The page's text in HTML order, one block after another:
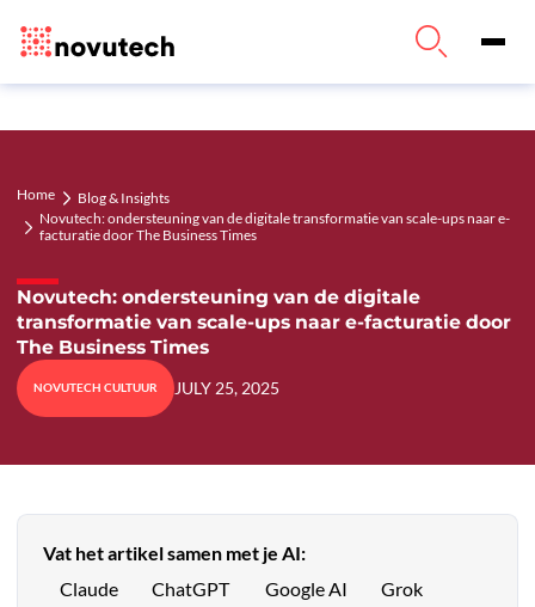
Home
Blog & Insights
Novutech: ondersteuning van de digitale transformatie van scale-ups naar e-
facturatie door The Business Times
Novutech: ondersteuning van de digitale
transformatie van scale-ups naar e-facturatie door
The Business Times
NOVUTECH CULTUUR JULY 25, 2025
Vat het artikel samen met je AI:
Claude
ChatGPT Google AI Grok